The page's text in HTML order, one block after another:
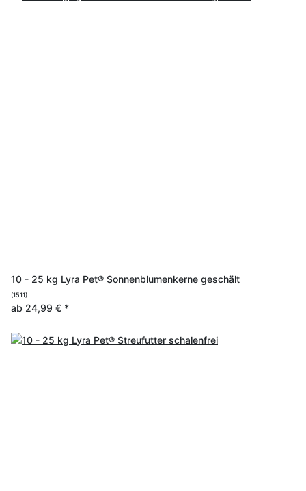
10 - 25 kg Lyra Pet® Sonnenblumenkerne geschält
(1511)
ab 24,99 € *